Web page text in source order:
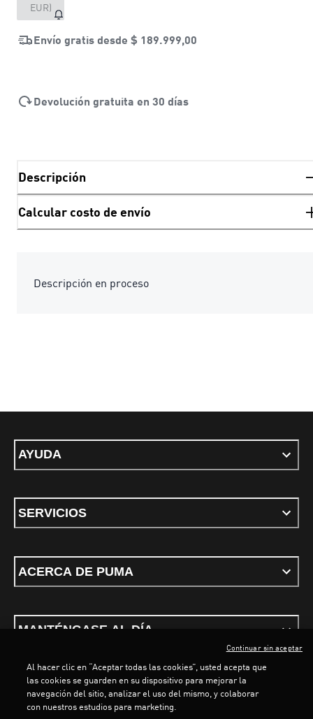
EUR)
Envío gratis desde $ 189.999,00
Devolución gratuita en 30 días
Descripción
Calcular costo de envío
LOADING...
Descripción en proceso
AYUDA
SERVICIOS
ACERCA DE PUMA
MANTÉNGASE AL DÍA
Términos y CondicionesPolítica de privacidad
Al hacer clic en “Aceptar todas las cookies”, usted acepta que
las cookies se guarden en su dispositivo para mejorar la
navegación del sitio, analizar el uso del mismo, y colaborar
con nuestros estudios para marketing.
Continuar sin aceptar